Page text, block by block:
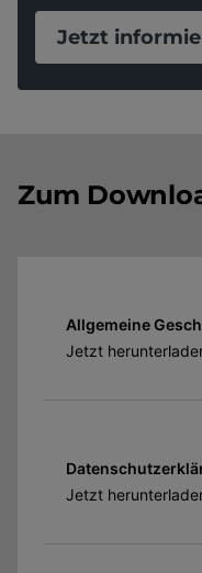
Jetzt
Zum
Allgemeine
Jetzt
Jetzt